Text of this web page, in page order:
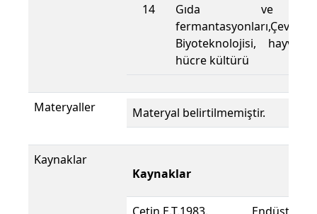
14
Gıda ve
fermantasyonları,Çevre
Biyoteknolojisi,
hücre kültürü
Materyaller Materyal belirtilmemiştir.
Kaynaklar
Kaynaklar